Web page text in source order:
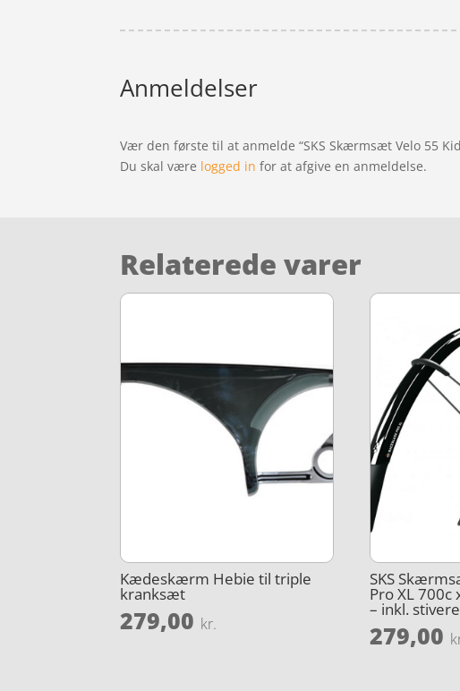
Anmeldelser
Vær den første til at anmelde “SKS Skærmsæt Velo 55
Du skal være logged in for at afgive en anmeldelse.
Relaterede varer
Kædeskærm Hebie til triple
kranksæt
279,00 kr.
SKS
Pro XL
– inkl. stivere
279,00